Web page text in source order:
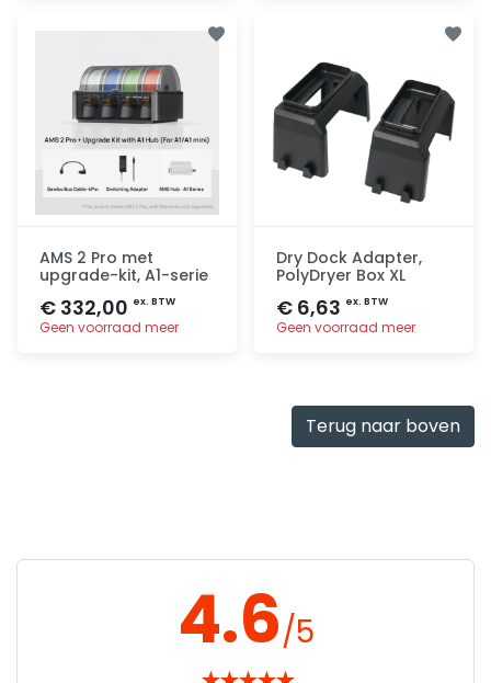
AMS 2 Pro met
upgrade-kit, A1-serie
€ 332,00 ex. BTW
Geen voorraad meer
Dry Dock Adapter,
PolyDryer Box XL
€ 6,63 ex. BTW
Geen voorraad meer
Terug naar boven
4.6/5